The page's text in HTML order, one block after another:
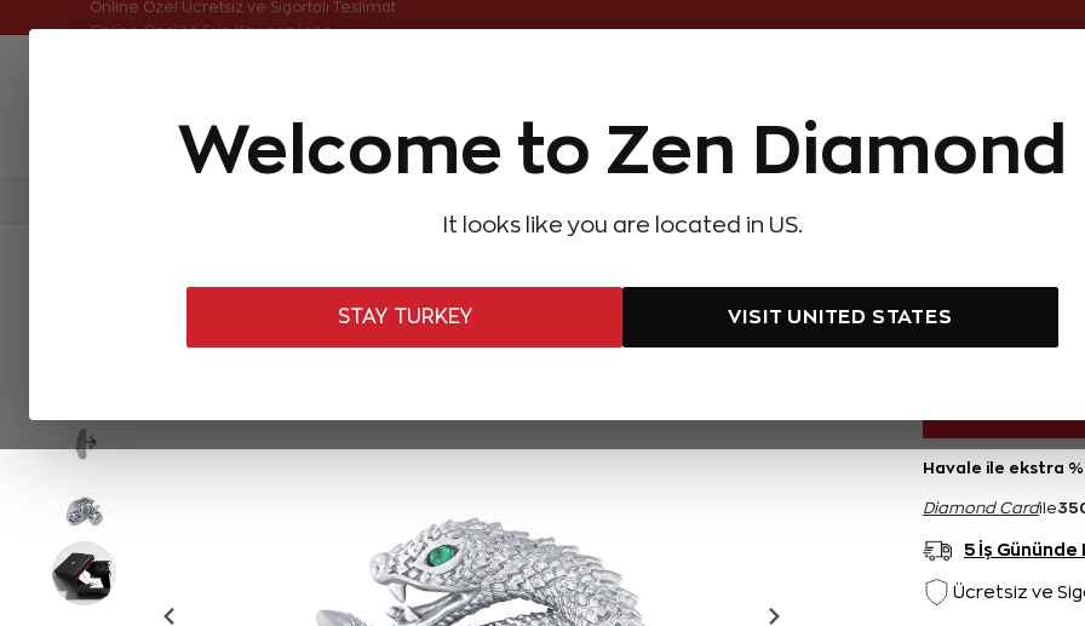
Welcome to Zen Diamond
It looks like you are located in US.
STAY TURKEY VISIT UNITED STATES
Online Özel Ücretsiz ve Sigortalı Teslimat
Aynı Gün Kargo Çok Satanlar Hediye Önerileri Evlilik Teklifi Setler Özel
7.000 TL
Havale ile ekstra
Diamond Cardile
5 İş
Ücretsiz ve